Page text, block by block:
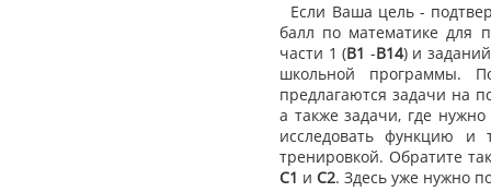
Если Ваша цель -
балл по математике для
части 1 (В1 -В14) и
школьной программы.
предлагаются задачи на
а также задачи, где
исследовать функцию и
тренировкой. Обратите
С1 и С2. Здесь уже нужно